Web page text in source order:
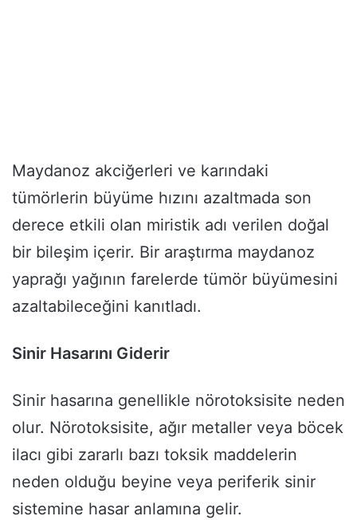
Maydanoz akciğerleri ve karındaki
tümörlerin büyüme hızını azaltmada son
derece etkili olan miristik adı verilen doğal
bir bileşim içerir. Bir araştırma maydanoz
yaprağı yağının farelerde tümör büyümesini
azaltabileceğini kanıtladı.
Sinir Hasarını Giderir
Sinir hasarına genellikle nörotoksisite neden
olur. Nörotoksisite, ağır metaller veya böcek
ilacı gibi zararlı bazı toksik maddelerin
neden olduğu beyine veya periferik sinir
sistemine hasar anlamına gelir.